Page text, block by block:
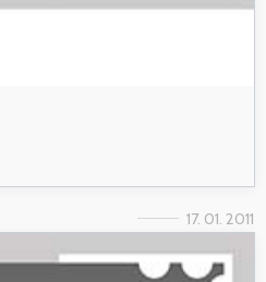
17. 01. 2011